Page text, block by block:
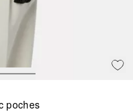
poches